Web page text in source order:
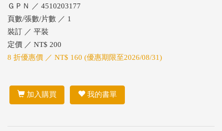
ＧＰＮ ／ 4510203177
頁數/張數/片數 ／ 1
裝訂 ／ 平裝
定價 ／ NT$ 200
8 折優惠價 ／ NT$ 160 (優惠期限至2026/08/31)
加入購買 我的書單